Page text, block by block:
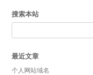
搜索本站
for:
最近文章
个人网站域名